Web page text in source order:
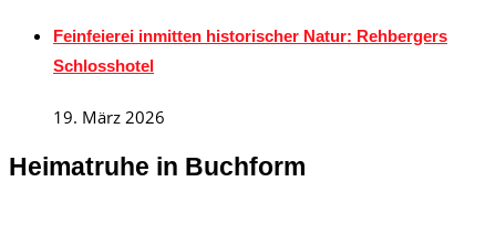
Feinfeierei inmitten historischer Natur: Rehbergers
Schlosshotel
19. März 2026
Heimatruhe in Buchform